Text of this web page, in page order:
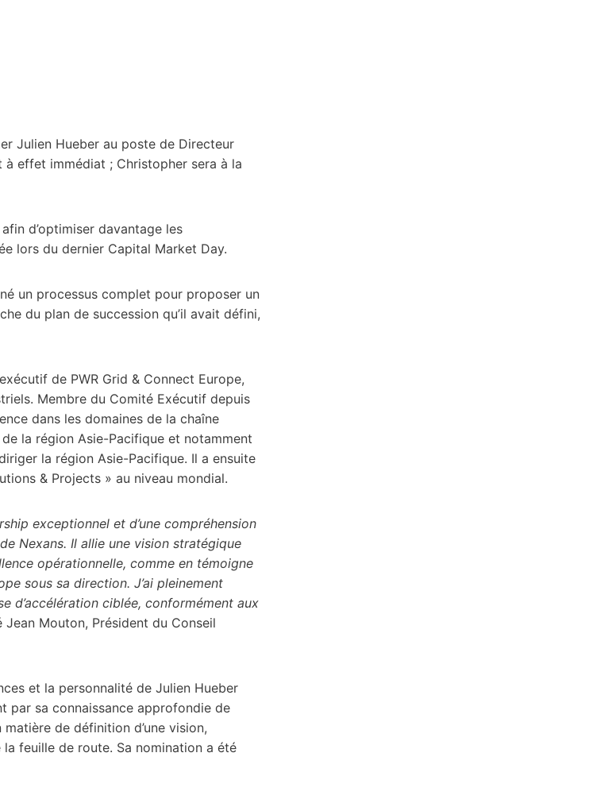
Julien Hueber au poste de Directeur
à effet immédiat ; Christopher sera à la
d’optimiser davantage les
lors du dernier Capital Market Day.
un processus complet pour proposer un
du plan de succession qu’il avait défini,
de PWR Grid & Connect Europe,
Membre du Comité Exécutif depuis
dans les domaines de la chaîne
la région Asie-Pacifique et notamment
la région Asie-Pacifique. Il a ensuite
& Projects » au niveau mondial.
exceptionnel et d’une compréhension
Nexans. Il allie une vision stratégique
opérationnelle, comme en témoigne
sous sa direction. J’ai pleinement
d’accélération ciblée, conformément aux
Jean Mouton, Président du Conseil
et la personnalité de Julien Hueber
par sa connaissance approfondie de
de définition d’une vision,
feuille de route. Sa nomination a été